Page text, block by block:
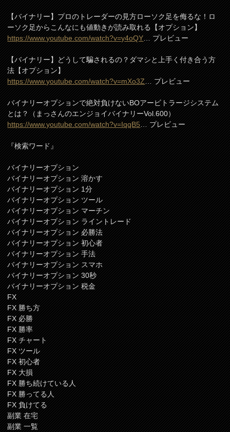
【バイナリー】プロのトレーダーの見方ローソク足を侮るな！ロ
ーソク足からこんなにも値動きが読み取れる【オプション】
https://www.youtube.com/watch?v=y4oQY… プレビュー
【バイナリー】どうして騙されるの？ダマシと上手く付き合う方
法【オプション】
https://www.youtube.com/watch?v=mXo3Z… プレビュー
バイナリーオプションで絶対負けないBOアービトラージシステム
とは？（まっさんのエンジョイバイナリーVol.600）
https://www.youtube.com/watch?v=IqqB5… プレビュー
『検索ワード』
バイナリーオプション
バイナリーオプション 溶かす
バイナリーオプション 1分
バイナリーオプション ツール
バイナリーオプション マーチン
バイナリーオプション ライントレード
バイナリーオプション 必勝法
バイナリーオプション 初心者
バイナリーオプション 手法
バイナリーオプション スマホ
バイナリーオプション 30秒
バイナリーオプション 税金
FX
FX 勝ち方
FX 必勝
FX 勝率
FX チャート
FX ツール
FX 初心者
FX 大損
FX 勝ち続けている人
FX 勝ってる人
FX 負けてる
副業 在宅
副業 一覧